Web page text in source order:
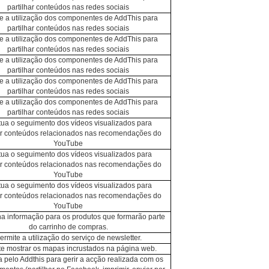
partilhar conteúdos nas redes sociais
a utilização dos componentes de AddThis para
partilhar conteúdos nas redes sociais
a utilização dos componentes de AddThis para
partilhar conteúdos nas redes sociais
a utilização dos componentes de AddThis para
partilhar conteúdos nas redes sociais
a utilização dos componentes de AddThis para
partilhar conteúdos nas redes sociais
a utilização dos componentes de AddThis para
partilhar conteúdos nas redes sociais
o seguimento dos vídeos visualizados para
conteúdos relacionados nas recomendações do
YouTube
o seguimento dos vídeos visualizados para
conteúdos relacionados nas recomendações do
YouTube
o seguimento dos vídeos visualizados para
conteúdos relacionados nas recomendações do
YouTube
informação para os produtos que formarão parte
do carrinho de compras.
a utilização do serviço de newsletter.
mostrar os mapas incrustados na página web.
pelo Addthis para gerir a acção realizada com os